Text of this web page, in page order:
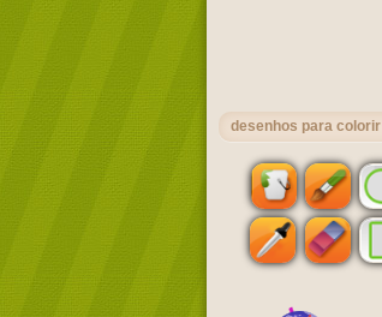
desenhos para colorir